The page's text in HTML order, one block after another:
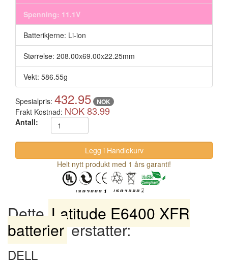
Spenning: 11.1V
Batterikjerne: Li-ion
Størrelse: 208.00x69.00x22.25mm
Vekt: 586.55g
Spesialpris: 432.95 NOK
Frakt Kostnad: NOK 83.99
Antall:
Helt nytt produkt med 1 års garanti!
DetteLatitude E6400 XFR
batteriererstatter:
DELL